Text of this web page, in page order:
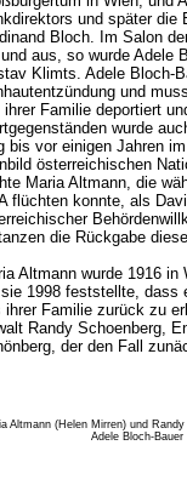
und später die
Bloch. Im Salon
aus, so wurde Adele
Klimts. Adele Bloch-
und
ihrer Familie deportiert
wurde
bis vor einigen Jahren
österreichischen
Maria Altmann, die
flüchten konnte, als
die Rückgabe
Altmann wurde 1916
1998 feststellte, dass
ihrer Familie zurück zu
Randy Schoenberg,
der den Fall
Altmann (Helen Mirren) und
Adele Bloch-